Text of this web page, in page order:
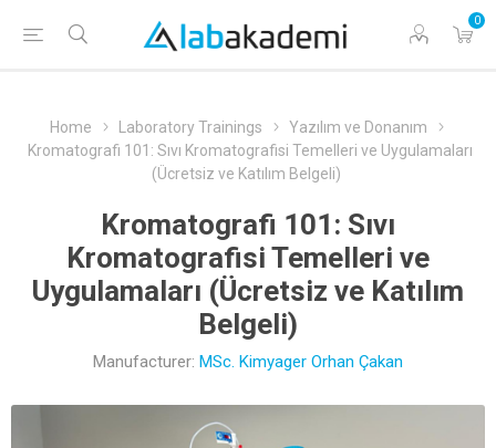
0
Home Laboratory Trainings
Yazılım ve Donanım
Kromatografi 101: Sıvı Kromatografisi Temelleri ve Uygulamaları
(Ücretsiz ve Katılım Belgeli)
Kromatografi 101: Sıvı
Kromatografisi Temelleri ve
Uygulamaları (Ücretsiz ve Katılım
Belgeli)
Manufacturer: MSc. Kimyager Orhan Çakan